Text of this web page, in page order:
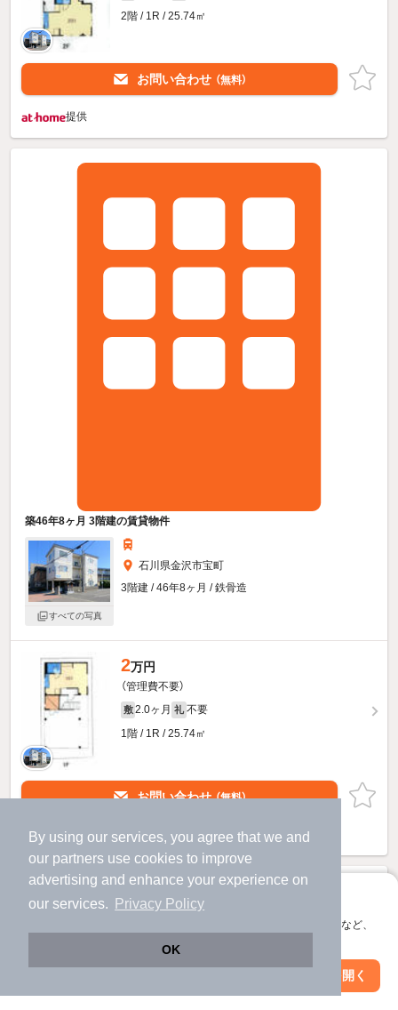
By using our services, you agree that we and
our partners use cookies to improve
advertising and enhance your experience on
our services.
Privacy Policy
OK
アプリに切り替えて、サクサクお部屋探し
会員登録なしですぐ使える。マップ検索やお気に入り保存など、
アプリを開く
2階 / 1R / 25.74㎡
お問い合わせ （無料）
提供
築46年8ヶ月 3階建の賃貸物件
すべての写真
石川県金沢市宝町
3階建 / 46年8ヶ月 / 鉄骨造
2万円
（管理費不要）
敷 2.0ヶ月 礼 不要
1階 / 1R / 25.74㎡
お問い合わせ（無料）
提供
絞り込み条件を変更